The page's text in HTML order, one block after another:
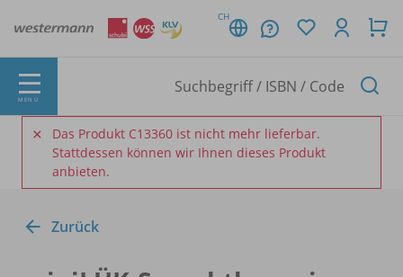
CH
MENÜ
Das Produkt C13360 ist nicht mehr lieferbar.
Stattdessen können wir Ihnen dieses Produkt
anbieten.
Zurück